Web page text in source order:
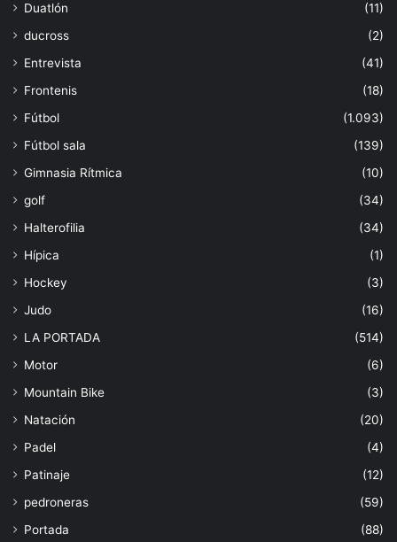
Duatlón
(11)
ducross
(2)
Entrevista
(41)
Frontenis
(18)
Fútbol
(1.093)
Fútbol sala
(139)
Gimnasia Rítmica
(10)
golf
(34)
Halterofilia
(34)
Hípica
(1)
Hockey
(3)
Judo
(16)
LA PORTADA
(514)
Motor
(6)
Mountain Bike
(3)
Natación
(20)
Padel
(4)
Patinaje
(12)
pedroneras
(59)
Portada
(88)